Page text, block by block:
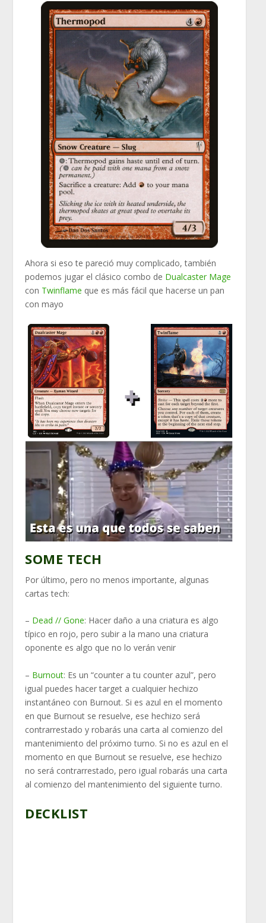
Ahora si eso te pareció muy complicado, también
podemos jugar el clásico combo de Dualcaster Mage
con Twinflame que es más fácil que hacerse un pan
con mayo
SOME TECH
Por último, pero no menos importante, algunas
cartas tech:
– Dead // Gone: Hacer daño a una criatura es algo
típico en rojo, pero subir a la mano una criatura
oponente es algo que no lo verán venir
– Burnout: Es un “counter a tu counter azul”, pero
igual puedes hacer target a cualquier hechizo
instantáneo con Burnout. Si es azul en el momento
en que Burnout se resuelve, ese hechizo será
contrarrestado y robarás una carta al comienzo del
mantenimiento del próximo turno. Si no es azul en el
momento en que Burnout se resuelve, ese hechizo
no será contrarrestado, pero igual robarás una carta
al comienzo del mantenimiento del siguiente turno.
DECKLIST